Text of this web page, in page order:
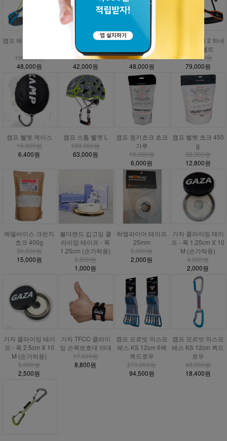
캠프 에너지 CR3 하
120,000원
48,000원
캠프 에너지 하네스
안전벨트
105,000원
42,000원
캠프 에너지 주니어
하네스
120,000원
48,000원
DMM 매버릭 2 하네
스 안전벨트
158,000원
79,000원
캠프 헬멧 케이스
16,000원
6,400원
캠프 스톰 헬멧 L
180,000원
63,000원
캠프 청키쵸크 초크
가루
15,000원
6,000원
캠프 벨벳 쵸크 450
g
32,000원
12,800원
에델바이스 크런치
쵸크 400g
30,000원
15,000원
볼더랜드 킵고잉 클
라이밍 테이프 - 폭
1.25cm (손가락용)
2,500원
1,000원
락엠파이어 테이프
25mm
5,000원
2,000원
가자 클라이밍 테이
프 - 폭 1.25cm X 10
M (손가락용)
4,000원
2,000원
가자 클라이밍 테이
프 - 폭 2.5cm X 10
M (손가락용)
5,000원
2,500원
가자 TFCC 클라이
밍 손목보호대 아대
17,600원
8,800원
캠프 오르빗 익스프
레스 KS 12cm 6팩
퀵드로우
270,000원
94,500원
캠프 오르빗 익스프
레스 KS 12cm 퀵드
로우
46,000원
18,400원